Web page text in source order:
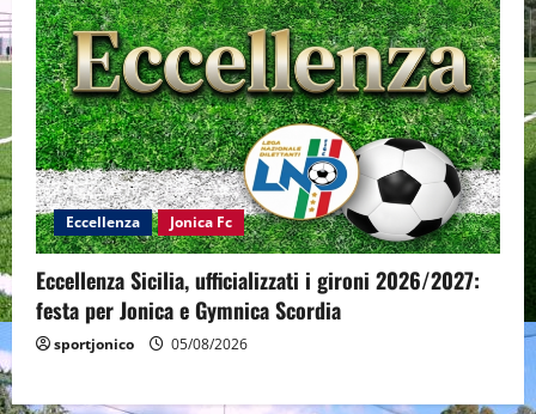
Eccellenza Jonica Fc
Eccellenza Sicilia, ufficializzati i gironi 2026/2027:
festa per Jonica e Gymnica Scordia
sportjonico 05/08/2026